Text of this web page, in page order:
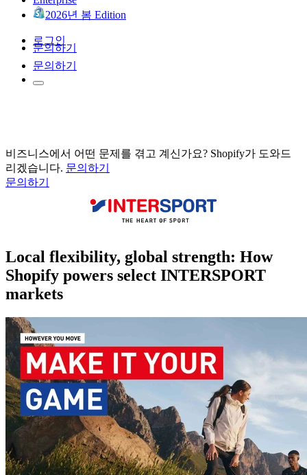
2026년 봄 Edition
로그인
문의하기
문의하기
비즈니스에서 어떤 문제를 겪고 계신가요? Shopify가 도와드
리겠습니다. 문의하기
문의하기
Local flexibility, global strength: How
Shopify powers select INTERSPORT
markets